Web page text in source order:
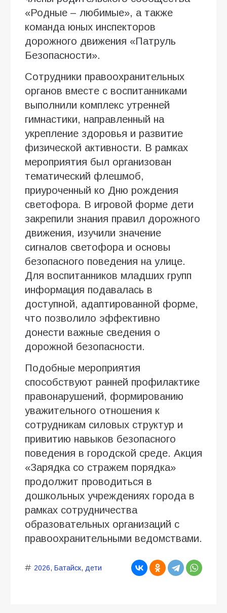
«Родные – любимые», а также
команда юных инспекторов
дорожного движения «Патруль
Безопасности».
Сотрудники правоохранительных
органов вместе с воспитанниками
выполнили комплекс утренней
гимнастики, направленный на
укрепление здоровья и развитие
физической активности. В рамках
мероприятия был организован
тематический флешмоб,
приуроченный ко Дню рождения
светофора. В игровой форме дети
закрепили знания правил дорожного
движения, изучили значение
сигналов светофора и основы
безопасного поведения на улице.
Для воспитанников младших групп
информация подавалась в
доступной, адаптированной форме,
что позволило эффективно
донести важные сведения о
дорожной безопасности.
Подобные мероприятия
способствуют ранней профилактике
правонарушений, формированию
уважительного отношения к
сотрудникам силовых структур и
привитию навыков безопасного
поведения в городской среде. Акция
«Зарядка со стражем порядка»
продолжит проводиться в
дошкольных учреждениях города в
рамках сотрудничества
образовательных организаций с
правоохранительными ведомствами.
2026, Батайск, дети